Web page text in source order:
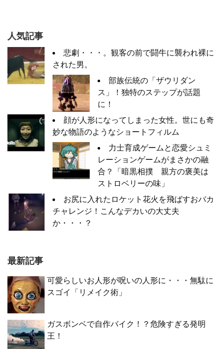
人気記事
悲劇・・・。観客の前で闘牛に襲われ裸に
された男。
部族伝統の「ザウリダン
ス」！独特のステップが話題
に！
顔が人形になってしまった女性。世にも奇
妙な物語のようなショートフィルム
力士育成ゲームと恋愛シュミ
レーションゲームがまさかの融
合？「暗黒相撲 親方の褒美は
ストロベリーの味」
お尻に入れたロケット花火を飛ばすおバカ
チャレンジ！こんなデカいの大丈夫
か・・・？
最新記事
可愛らしいお人形が呪いの人形に・・・無駄に
スゴイ「リメイク術」
ガスボンベで自作バイク！？危険すぎる発明
王！